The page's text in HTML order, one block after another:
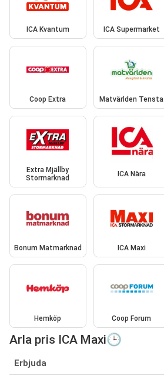
ICA Kvantum ICA Supermarket
Coop Extra Matvärlden Tensta
Extra Mjällby
Stormarknad
ICA Nära
Bonum Matmarknad ICA Maxi
Hemköp Coop Forum
Arla pris ICA Maxi🕒
Erbjuda